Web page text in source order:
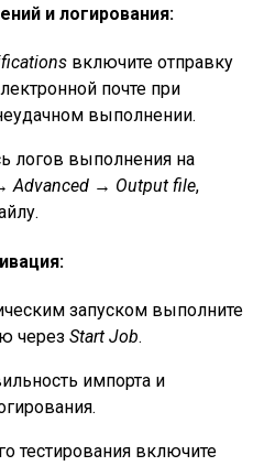
и логирования:
включите отправку
почте при
выполнении.
логов выполнения на
Advanced → Output file,
запуском выполните
черезStart Job.
импорта и
тестирования включите